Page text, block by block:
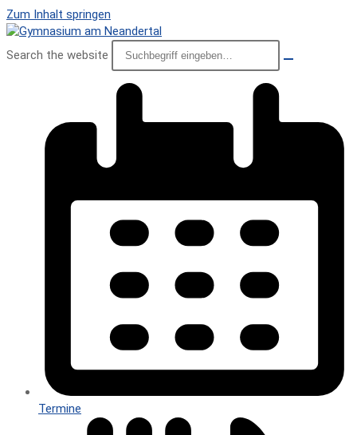
Zum Inhalt springen
Search the website
Termine